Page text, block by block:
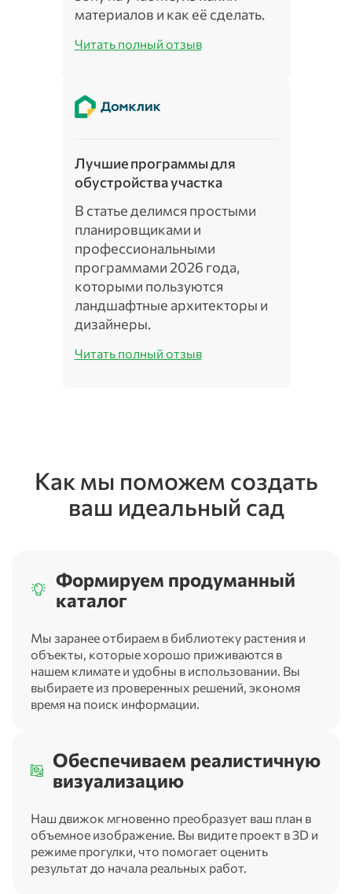
материалов и как её сделать.
Читать полный отзыв
Лучшие программы для
обустройства участка
В статье делимся простыми
планировщиками и
профессиональными
программами 2026 года,
которыми пользуются
ландшафтные архитекторы и
дизайнеры.
Читать полный отзыв
Как мы поможем создать
ваш идеальный сад
Формируем продуманный
каталог
Мы заранее отбираем в библиотеку растения и
объекты, которые хорошо приживаются в
нашем климате и удобны в использовании. Вы
выбираете из проверенных решений, экономя
время на поиск информации.
Обеспечиваем реалистичную
визуализацию
Наш движок мгновенно преобразует ваш план в
объемное изображение. Вы видите проект в 3D и
режиме прогулки, что помогает оценить
результат до начала реальных работ.